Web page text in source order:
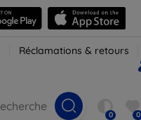
Réclamations & retours
0 0